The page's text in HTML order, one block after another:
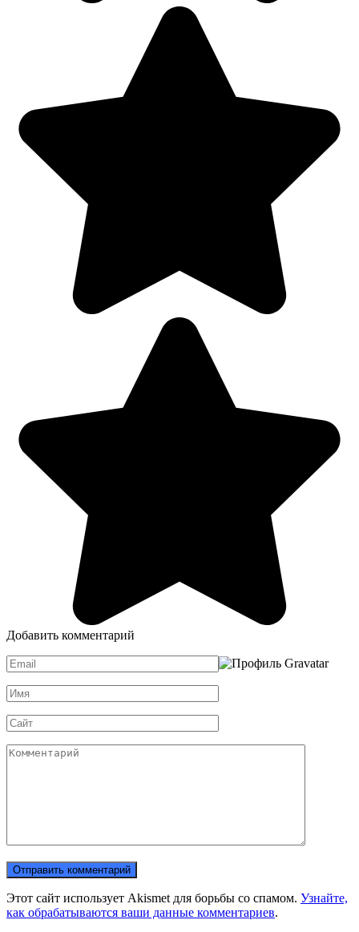
Добавить комментарий
Email
*
Имя
*
Сайт
Комментарий
Этот сайт использует Akismet для борьбы со спамом. Узнайте,
как обрабатываются ваши данные комментариев.